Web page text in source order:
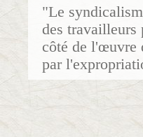
"Le
des travailleurs
côté de l'œuvre
par